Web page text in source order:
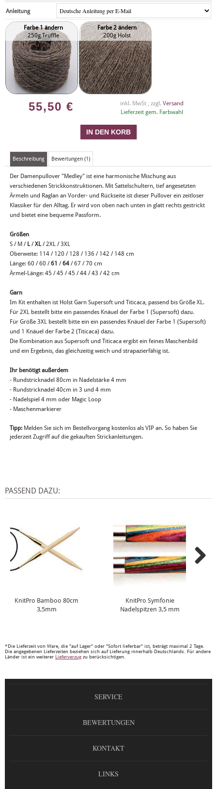
Anleitung
Farbe 1 ändern
250g Truffle
Farbe 2 ändern
200g Holst
55,50 € inkl. MwSt , zzgl. Versand
Lieferzeit gem. Farbwahl
Beschreibung Bewertungen (1)
Der Damenpullover "Medley" ist eine harmonische Mischung aus
verschiedenen Strickkonstruktionen. Mit Sattelschultern, tief angesetzten
Ärmeln und Raglan an Vorder- und Rückseite ist dieser Pullover ein zeitloser
Klassiker für den Alltag. Er wird von oben nach unten in glatt rechts gestrickt
und bietet eine bequeme Passform.
Größen
S / M / L/XL/ 2XL / 3XL
Oberweite: 114 / 120 / 128 / 136 / 142 / 148 cm
Länge: 60 / 60 /61 /64 / 67 / 70 cm
Ärmel-Länge: 45 / 45 / 45 / 44 / 43 / 42 cm
Garn
Im Kit enthalten ist Holst Garn Supersoft und Titicaca, passend bis Größe XL.
Für 2XL bestellt bitte ein passendes Knäuel der Farbe 1 (Supersoft) dazu.
Für Größe 3XL bestellt bitte ein ein passendes Knäuel der Farbe 1 (Supersoft)
und 1 Knäuel der Farbe 2 (Titicaca) dazu.
Die Kombination aus Supersoft und Titicaca ergibt ein feines Maschenbild
und ein Ergebnis, das gleichzeitig weich und strapazierfähig ist.
Ihr benötigt außerdem
- Rundstricknadel 80cm in Nadelstärke 4 mm
- Rundstricknadel 40cm in 3 und 4 mm
- Nadelspiel 4 mm oder Magic Loop
- Maschenmarkierer
Tipp: Melden Sie sich im Bestellvorgang kostenlos als VIP an. So haben Sie
jederzeit Zugriff auf die gekauften Strickanleitungen.
PASSEND DAZU:
KnitPro Bamboo 80cm
3,5mm
KnitPro Symfonie
Nadelspitzen 3,5 mm
*Die Lieferzeit von Ware, die "auf Lager" oder "Sofort lieferbar" ist, beträgt maximal 2 Tage.
Die angegebenen Lieferzeiten beziehen sich auf Lieferung innerhalb Deutschlands. Für andere
Länder ist ein weiterer Lieferverzug zu berücksichtigen.
SERVICE
BEWERTUNGEN
KONTAKT
LINKS